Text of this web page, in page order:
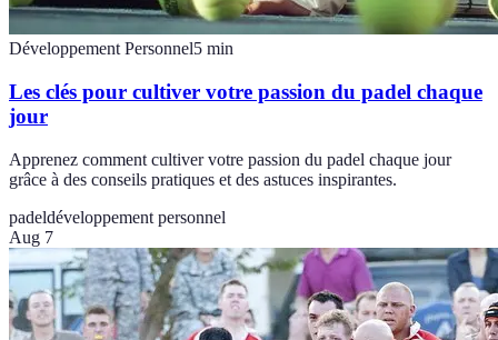
Développement Personnel5 min
Les clés pour cultiver votre passion du padel chaque
jour
Apprenez comment cultiver votre passion du padel chaque jour
grâce à des conseils pratiques et des astuces inspirantes.
padeldéveloppement personnel
Aug 7